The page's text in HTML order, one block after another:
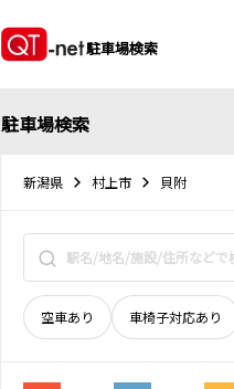
駐車場検索
駐車場検索
新潟県 村上市 貝附
空車あり 車椅子対応あり